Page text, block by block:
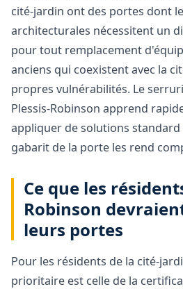
cité-jardin ont des portes dont
architecturales nécessitent un
pour tout remplacement
anciens qui coexistent avec la
propres vulnérabilités. Le
Plessis-Robinson apprend
appliquer de solutions
gabarit de la porte les rend
Ce que les
Robinson
leurs portes
Pour les résidents de la cité-
prioritaire est celle de la